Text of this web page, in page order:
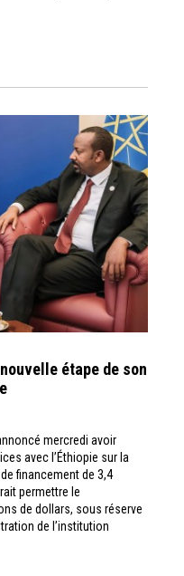
étape de son
mercredi avoir
avec l’Éthiopie sur la
financement de 3,4
permettre le
de dollars, sous réserve
de l’institution